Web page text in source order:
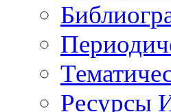
Ресурсы